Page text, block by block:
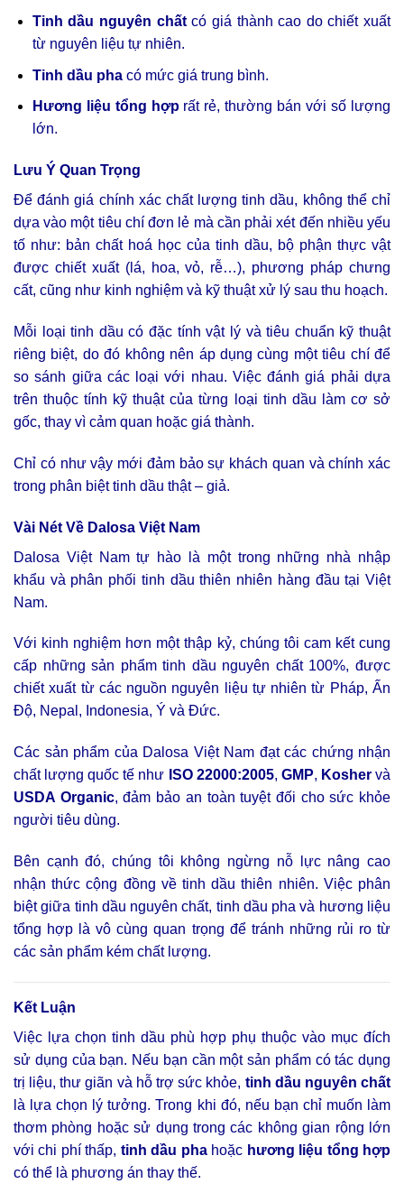
Tinh dầu nguyên chấtcó giá thành cao do chiết xuất
từ nguyên liệu tự nhiên.
Tinh dầu phacó mức giá trung bình.
Hương liệu tổng hợprất rẻ, thường bán với số lượng
lớn.
Lưu Ý Quan Trọng
Để đánh giá chính xác chất lượng tinh dầu, không thể chỉ
dựa vào một tiêu chí đơn lẻ mà cần phải xét đến nhiều yếu
tố như: bản chất hoá học của tinh dầu, bộ phận thực vật
được chiết xuất (lá, hoa, vỏ, rễ…), phương pháp chưng
cất, cũng như kinh nghiệm và kỹ thuật xử lý sau thu hoạch.
Mỗi loại tinh dầu có đặc tính vật lý và tiêu chuẩn kỹ thuật
riêng biệt, do đó không nên áp dụng cùng một tiêu chí để
so sánh giữa các loại với nhau. Việc đánh giá phải dựa
trên thuộc tính kỹ thuật của từng loại tinh dầu làm cơ sở
gốc, thay vì cảm quan hoặc giá thành.
Chỉ có như vậy mới đảm bảo sự khách quan và chính xác
trong phân biệt tinh dầu thật – giả.
Vài Nét Về Dalosa Việt Nam
Dalosa Việt Nam tự hào là một trong những nhà nhập
khẩu và phân phối tinh dầu thiên nhiên hàng đầu tại Việt
Nam.
Với kinh nghiệm hơn một thập kỷ, chúng tôi cam kết cung
cấp những sản phẩm tinh dầu nguyên chất 100%, được
chiết xuất từ các nguồn nguyên liệu tự nhiên từ Pháp, Ấn
Độ, Nepal, Indonesia, Ý và Đức.
Các sản phẩm của Dalosa Việt Nam đạt các chứng nhận
chất lượng quốc tế như ISO 22000:2005, GMP, Koshervà
USDA Organic, đảm bảo an toàn tuyệt đối cho sức khỏe
người tiêu dùng.
Bên cạnh đó, chúng tôi không ngừng nỗ lực nâng cao
nhận thức cộng đồng về tinh dầu thiên nhiên. Việc phân
biệt giữa tinh dầu nguyên chất, tinh dầu pha và hương liệu
tổng hợp là vô cùng quan trọng để tránh những rủi ro từ
các sản phẩm kém chất lượng.
Kết Luận
Việc lựa chọn tinh dầu phù hợp phụ thuộc vào mục đích
sử dụng của bạn. Nếu bạn cần một sản phẩm có tác dụng
trị liệu, thư giãn và hỗ trợ sức khỏe, tinh dầu nguyên chất
là lựa chọn lý tưởng. Trong khi đó, nếu bạn chỉ muốn làm
thơm phòng hoặc sử dụng trong các không gian rộng lớn
với chi phí thấp, tinh dầu phahoặc hương liệu tổng hợp
có thể là phương án thay thế.